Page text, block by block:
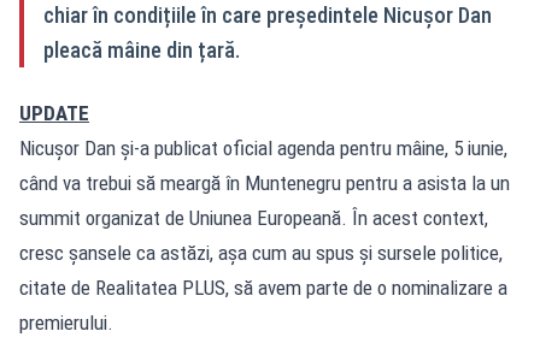
chiar în condițiile în care președintele Nicușor Dan
pleacă mâine din țară.
UPDATE
Nicușor Dan și-a publicat oficial agenda pentru mâine, 5 iunie,
când va trebui să meargă în Muntenegru pentru a asista la un
summit organizat de Uniunea Europeană. În acest context,
cresc șansele ca astăzi, așa cum au spus și sursele politice,
citate de Realitatea PLUS, să avem parte de o nominalizare a
premierului.